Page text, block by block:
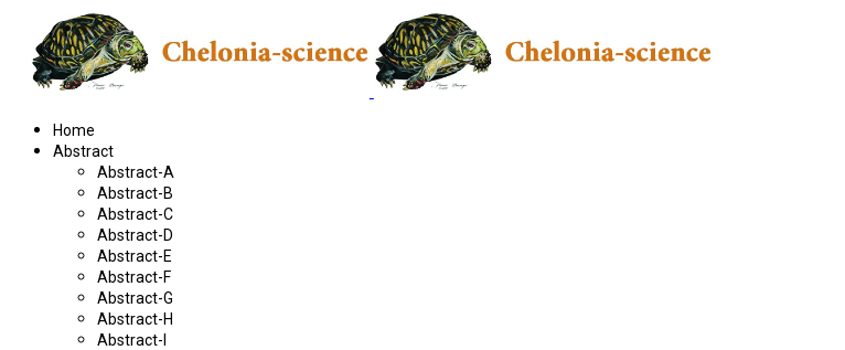
Home
Abstract
Abstract-A
Abstract-B
Abstract-C
Abstract-D
Abstract-E
Abstract-F
Abstract-G
Abstract-H
Abstract-I